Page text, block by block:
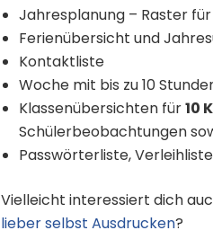
Jahresplanung – Raster für
Ferienübersicht und
Kontaktliste
Woche mit bis zu 10
Klassenübersichten für10
Schülerbeobachtungen
Passwörterliste,
Vielleicht interessiert dich
lieber selbst Ausdrucken?